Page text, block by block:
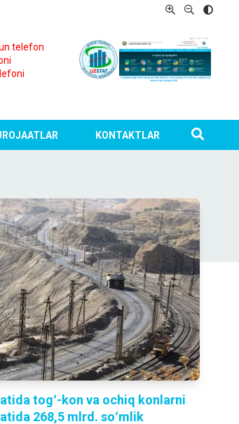
telefon
KONTAKTLAR
togʻ-kon va ochiq konlarni
268,5 mlrd. soʻmlik